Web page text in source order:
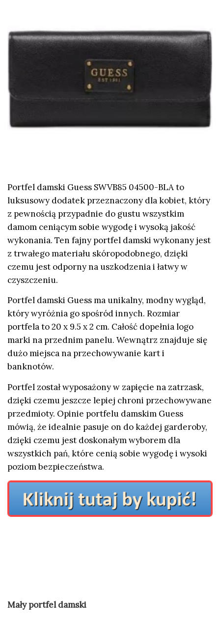
Portfel damski Guess SWVB85 04500-BLA to
luksusowy dodatek przeznaczony dla kobiet, który
z pewnością przypadnie do gustu wszystkim
damom ceniącym sobie wygodę i wysoką jakość
wykonania. Ten fajny portfel damski wykonany jest
z trwałego materiału skóropodobnego, dzięki
czemu jest odporny na uszkodzenia i łatwy w
czyszczeniu.
Portfel damski Guess ma unikalny, modny wygląd,
który wyróżnia go spośród innych. Rozmiar
portfela to 20 x 9.5 x 2 cm. Całość dopełnia logo
marki na przednim panelu. Wewnątrz znajduje się
dużo miejsca na przechowywanie kart i
banknotów.
Portfel został wyposażony w zapięcie na zatrzask,
dzięki czemu jeszcze lepiej chroni przechowywane
przedmioty. Opinie portfelu damskim Guess
mówią, że idealnie pasuje on do każdej garderoby,
dzięki czemu jest doskonałym wyborem dla
wszystkich pań, które cenią sobie wygodę i wysoki
poziom bezpieczeństwa.
Mały portfel damski